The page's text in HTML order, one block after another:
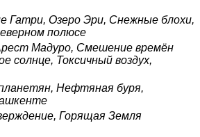
Гатри, Озеро Эри, Снежные блохи,
полюсе
Мадуро, Смешение времён
солнце, Токсичный воздух,
Нефтяная буря,
Горящая Земля